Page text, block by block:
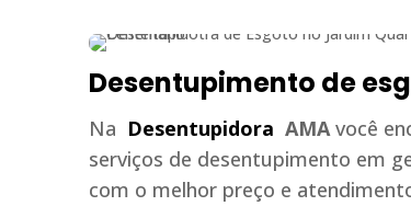
Desentupimento de
Na Desentupidora AMAvocê
serviços de desentupimento em
com o melhor preço e